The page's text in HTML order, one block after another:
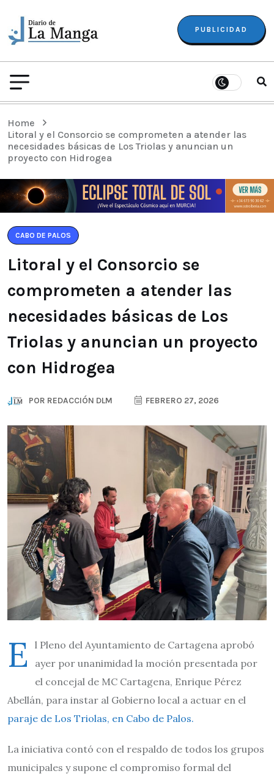
PUBLICIDAD
Home
Litoral y el Consorcio se comprometen a atender las
necesidades básicas de Los Triolas y anuncian un
proyecto con Hidrogea
CABO DE PALOS
Litoral y el Consorcio se
comprometen a atender las
necesidades básicas de Los
Triolas y anuncian un proyecto
con Hidrogea
POR REDACCIÓN DLM FEBRERO 27, 2026
E
l Pleno del Ayuntamiento de Cartagena aprobó
ayer por unanimidad la moción presentada por
el concejal de MC Cartagena, Enrique Pérez
Abellán, para instar al Gobierno local a actuar en el
paraje de Los Triolas, en Cabo de Palos.
La iniciativa contó con el respaldo de todos los grupos
municipales y supone el compromiso formal del